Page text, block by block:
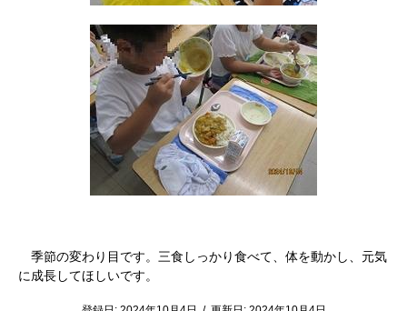
季節の変わり目です。三食しっかり食べて、体を動かし、元気
に成長してほしいです。